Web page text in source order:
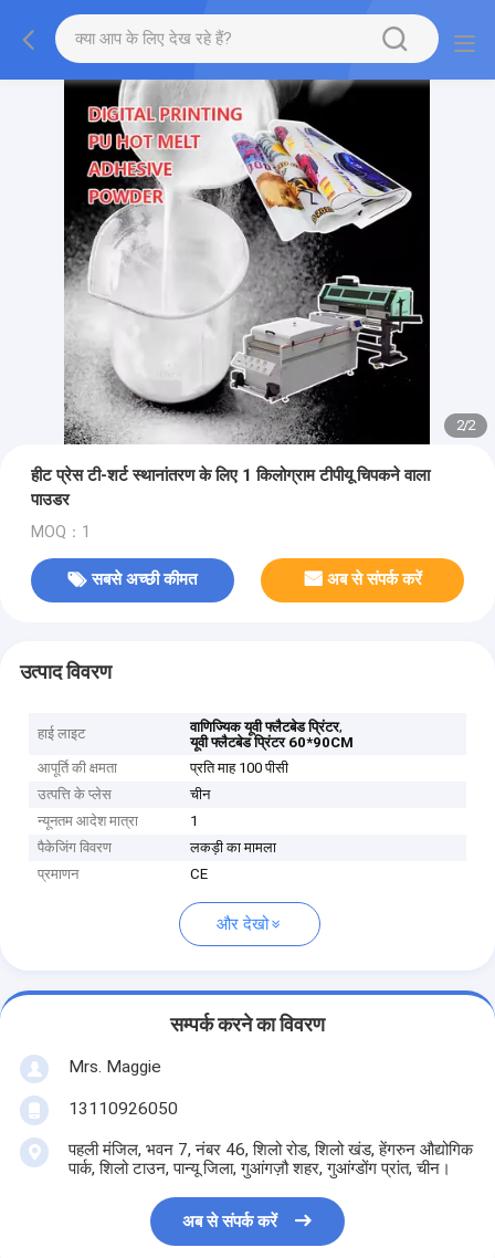
2/2
हीट प्रेस टी-शर्ट स्थानांतरण के लिए 1 किलोग्राम टीपीयू चिपकने वाला
पाउडर
MOQ：1
सबसे अच्छी कीमत अब से संपर्क करें
उत्पाद विवरण
हाई लाइट वाणिज्यिक यूवी फ्लैटबेड प्रिंटर,
यूवी फ्लैटबेड प्रिंटर 60*90CM
आपूर्ति की क्षमता
प्रति माह 100 पीसी
उत्पत्ति के प्लेस
चीन
न्यूनतम आदेश मात्रा
1
पैकेजिंग विवरण
लकड़ी का मामला
प्रमाणन
CE
और देखो
सम्पर्क करने का विवरण
Mrs. Maggie
13110926050
पहली मंजिल, भवन 7, नंबर 46, शिलो रोड, शिलो खंड, हेंगरुन औद्योगिक
पार्क, शिलो टाउन, पान्यू जिला, गुआंगज़ौ शहर, गुआंग्डोंग प्रांत, चीन।
अब से संपर्क करें